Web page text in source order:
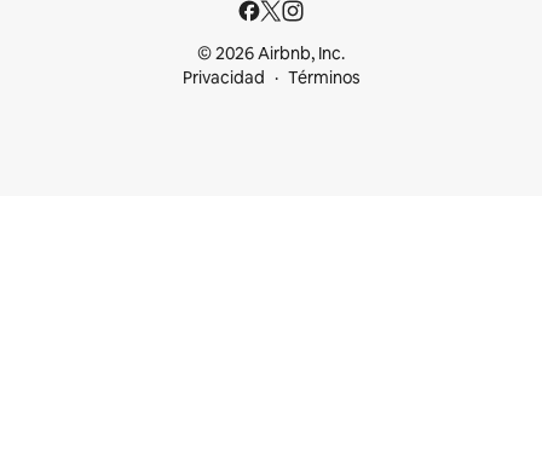
© 2026 Airbnb, Inc.
Privacidad
Términos